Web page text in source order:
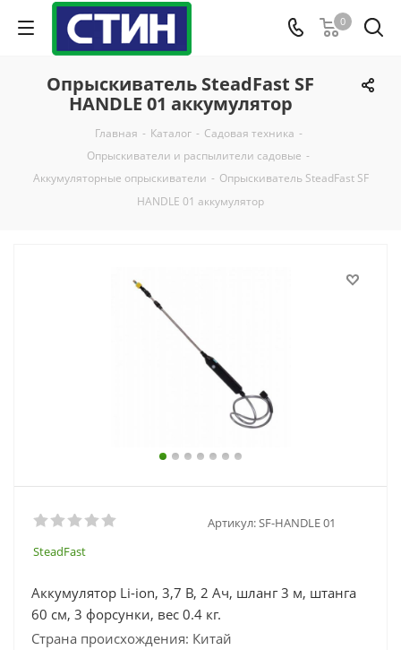
0
Опрыскиватель SteadFast SF
HANDLE 01 аккумулятор
Главная - Каталог - Садовая техника -
Опрыскиватели и распылители садовые -
Аккумуляторные опрыскиватели - Опрыскиватель SteadFast SF
HANDLE 01 аккумулятор
Артикул: SF-HANDLE 01
SteadFast
Аккумулятор Li-ion, 3,7 В, 2 Ач, шланг 3 м, штанга
60 см, 3 форсунки, вес 0.4 кг.
Страна происхождения: Китай